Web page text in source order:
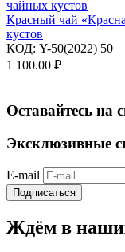
Красный чай
кустов
КОД: Y-50(2022) 50
1 100.00 ₽
Оставайтесь на
Эксклюзивные
E-mail
Подписаться
Ждём в